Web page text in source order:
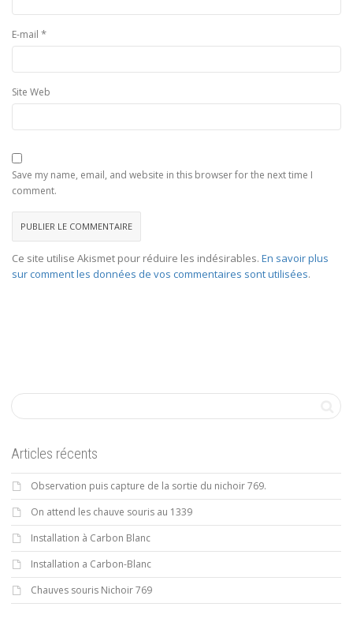
E-mail *
Site Web
Save my name, email, and website in this browser for the next time I
comment.
Ce site utilise Akismet pour réduire les indésirables. En savoir plus
sur comment les données de vos commentaires sont utilisées.
Articles récents
Observation puis capture de la sortie du nichoir 769.
On attend les chauve souris au 1339
Installation à Carbon Blanc
Installation a Carbon-Blanc
Chauves souris Nichoir 769